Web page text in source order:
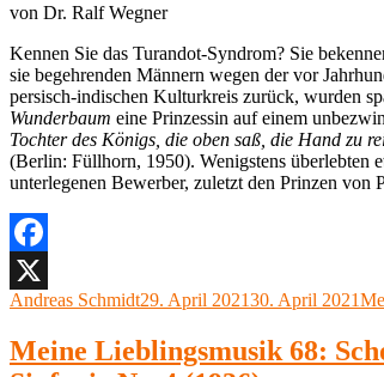
von Dr. Ralf Wegner
Kennen Sie das Turandot-Syndrom? Sie
sie begehrenden Männern wegen der vor
persisch-indischen Kulturkreis zurück, wurden
Wunderbaum eine Prinzessin auf einem
Tochter des Königs, die oben saß, die Hand zu
(Berlin: Füllhorn, 1950). Wenigstens überlebten
unterlegenen Bewerber, zuletzt den Prinzen von
Facebook
X
Autor
Andreas SchmidtVeröffentlicht
29. April 202130. April 2021
Meine Lieblingsmusik 68: